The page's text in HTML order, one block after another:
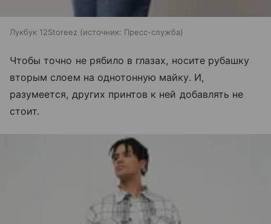
Лукбук 12Storeez источник: Пресс-служба
Чтобы точно не рябило в глазах, носите рубашку
вторым слоем на однотонную майку. И,
разумеется, других принтов к ней добавлять не
стоит.